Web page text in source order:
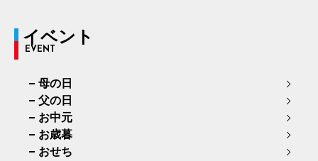
イベント
EVENT
母の日
父の日
お中元
お歳暮
おせち